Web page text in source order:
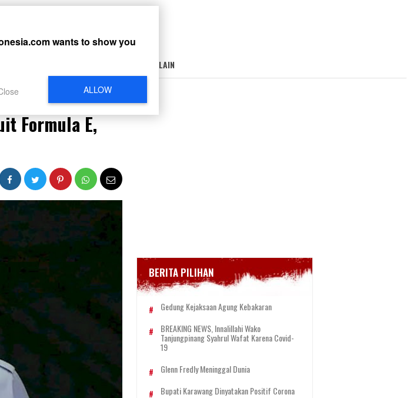
LAIN-LAIN
Salahnya di Mana?
Formula E,
BERITA PILIHAN
Gedung Kejaksaan Agung Kebakaran
BREAKING NEWS, Innalillahi Wako
Tanjungpinang Syahrul Wafat Karena Covid-
19
Glenn Fredly Meninggal Dunia
Bupati Karawang Dinyatakan Positif Corona
wants to show you
ALLOW